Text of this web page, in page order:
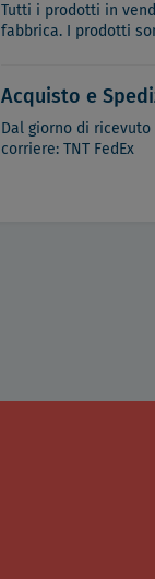
Tutti i prodotti in
fabbrica. I prodotti
Acquisto e
Dal giorno di
corriere: TNT FedEx